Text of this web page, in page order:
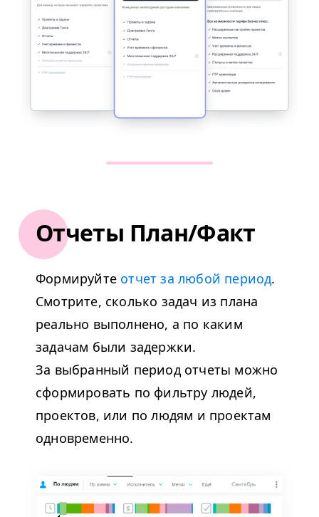
Отчеты План/Факт
Формируйте отчет за любой период.
Смотрите, сколько задач из плана
реально выполнено, а по каким
задачам были задержки.
За выбранный период отчеты можно
сформировать по фильтру людей,
проектов, или по людям и проектам
одновременно.